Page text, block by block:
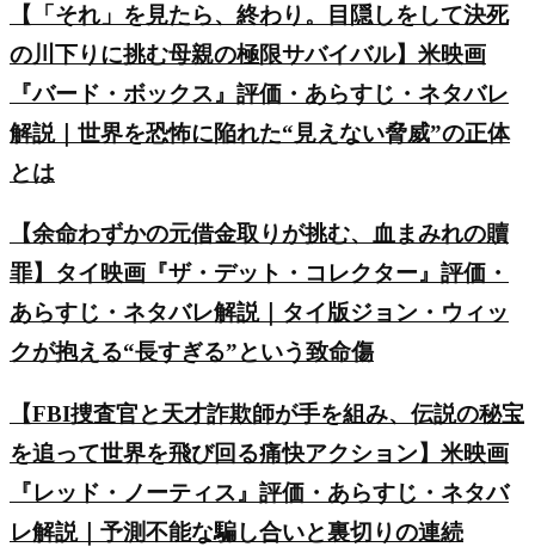
【「それ」を見たら、終わり。目隠しをして決死
の川下りに挑む母親の極限サバイバル】米映画
『バード・ボックス』評価・あらすじ・ネタバレ
解説｜世界を恐怖に陥れた“見えない脅威”の正体
とは
【余命わずかの元借金取りが挑む、血まみれの贖
罪】タイ映画『ザ・デット・コレクター』評価・
あらすじ・ネタバレ解説｜タイ版ジョン・ウィッ
クが抱える“長すぎる”という致命傷
【FBI捜査官と天才詐欺師が手を組み、伝説の秘宝
を追って世界を飛び回る痛快アクション】米映画
『レッド・ノーティス』評価・あらすじ・ネタバ
レ解説｜予測不能な騙し合いと裏切りの連続